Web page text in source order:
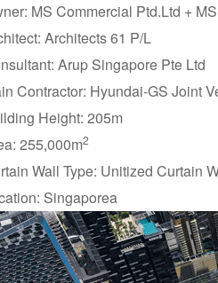
MS Commercial Ptd.Ltd +
Architects 61 P/L
Arup Singapore Pte Ltd
Contractor: Hyundai-GS Joint
Height: 205m
255,000m2
Wall Type: Unitized Curtain
Singaporea